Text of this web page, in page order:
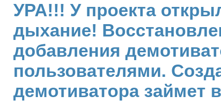
УРА!!! У проекта
дыхание!
добавления
пользователями.
демотиватора займет